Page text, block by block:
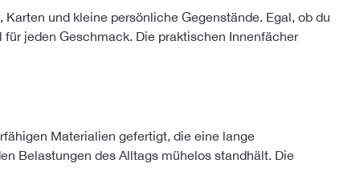
und kleine persönliche Gegenstände. Egal, ob du
jeden Geschmack. Die praktischen Innenfächer
Materialien gefertigt, die eine lange
Belastungen des Alltags mühelos standhält. Die